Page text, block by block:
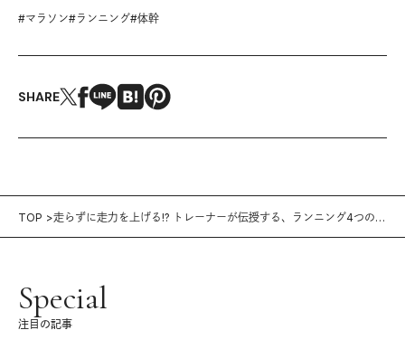
#マラソン#ランニング#体幹
SHARE
TOP
走らずに走力を上げる!? トレーナーが伝授する、ランニング4つの練
Special
注目の記事